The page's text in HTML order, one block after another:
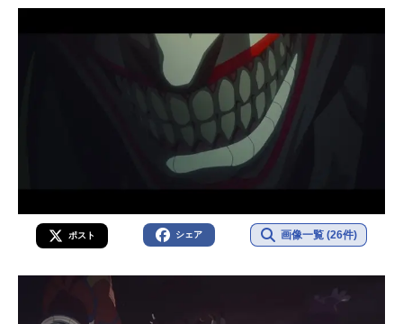
ポスト シェア 画像一覧 (26件)